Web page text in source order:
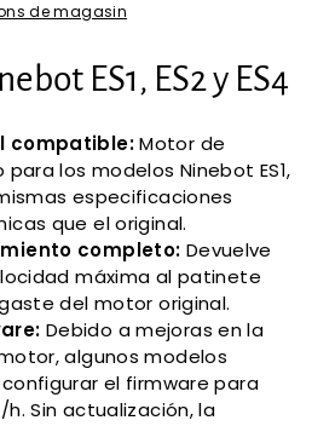
de magasin
ES1, ES2 y ES4
compatible:Motor de
los modelos Ninebot ES1,
especificaciones
que el original.
completo: Devuelve
máxima al patinete
del motor original.
Debido a mejoras en la
algunos modelos
el firmware para
Sin actualización, la